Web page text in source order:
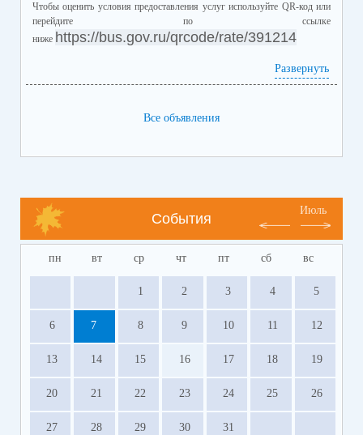
Чтобы оценить условия предоставления услуг используйте QR-код или
перейдите по ссылке
ниже https://bus.gov.ru/qrcode/rate/391214
Развернуть
Все объявления
События
Июль
пн вт ср чт пт сб вс
1 2 3 4 5
6 7 8 9 10 11 12
13 14 15 16 17 18 19
20 21 22 23 24 25 26
27 28 29 30 31